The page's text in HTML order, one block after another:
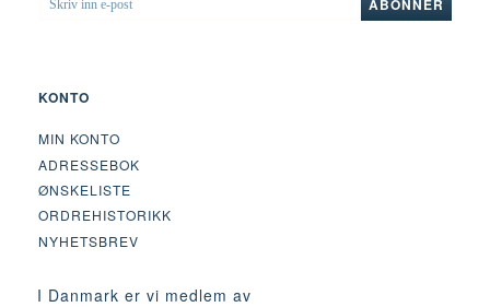
INN
ABONNER
KONTO
MIN KONTO
ADRESSEBOK
ØNSKELISTE
ORDREHISTORIKK
NYHETSBREV
I Danmark er vi medlem av